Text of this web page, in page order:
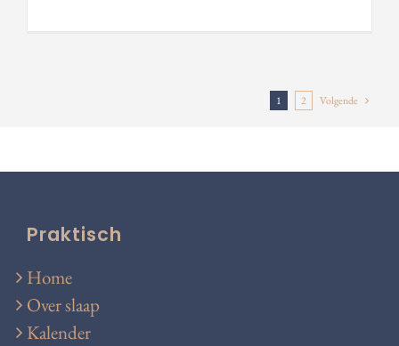
1 2 Volgende
Praktisch
Home
Over slaap
Kalender